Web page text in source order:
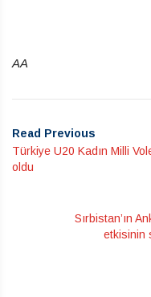
AA
Read Previous
Türkiye U20 Kadın Milli
oldu
Sırbistan’ın
etkisinin